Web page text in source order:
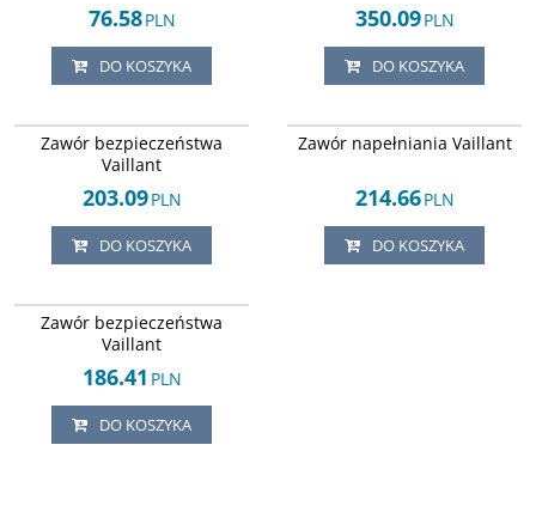
76.58PLN
DO KOSZYKA
350.09PLN
DO KOSZYKA
Zawór bezpieczeństwa
Vaillant
203.09PLN
DO KOSZYKA
Zawór napełniania Vaillant
214.66PLN
DO KOSZYKA
Zawór bezpieczeństwa
Vaillant
186.41 PLN
DO KOSZYKA